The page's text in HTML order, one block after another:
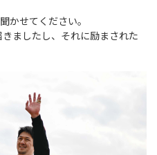
かせてください。
ましたし、それに励まされた